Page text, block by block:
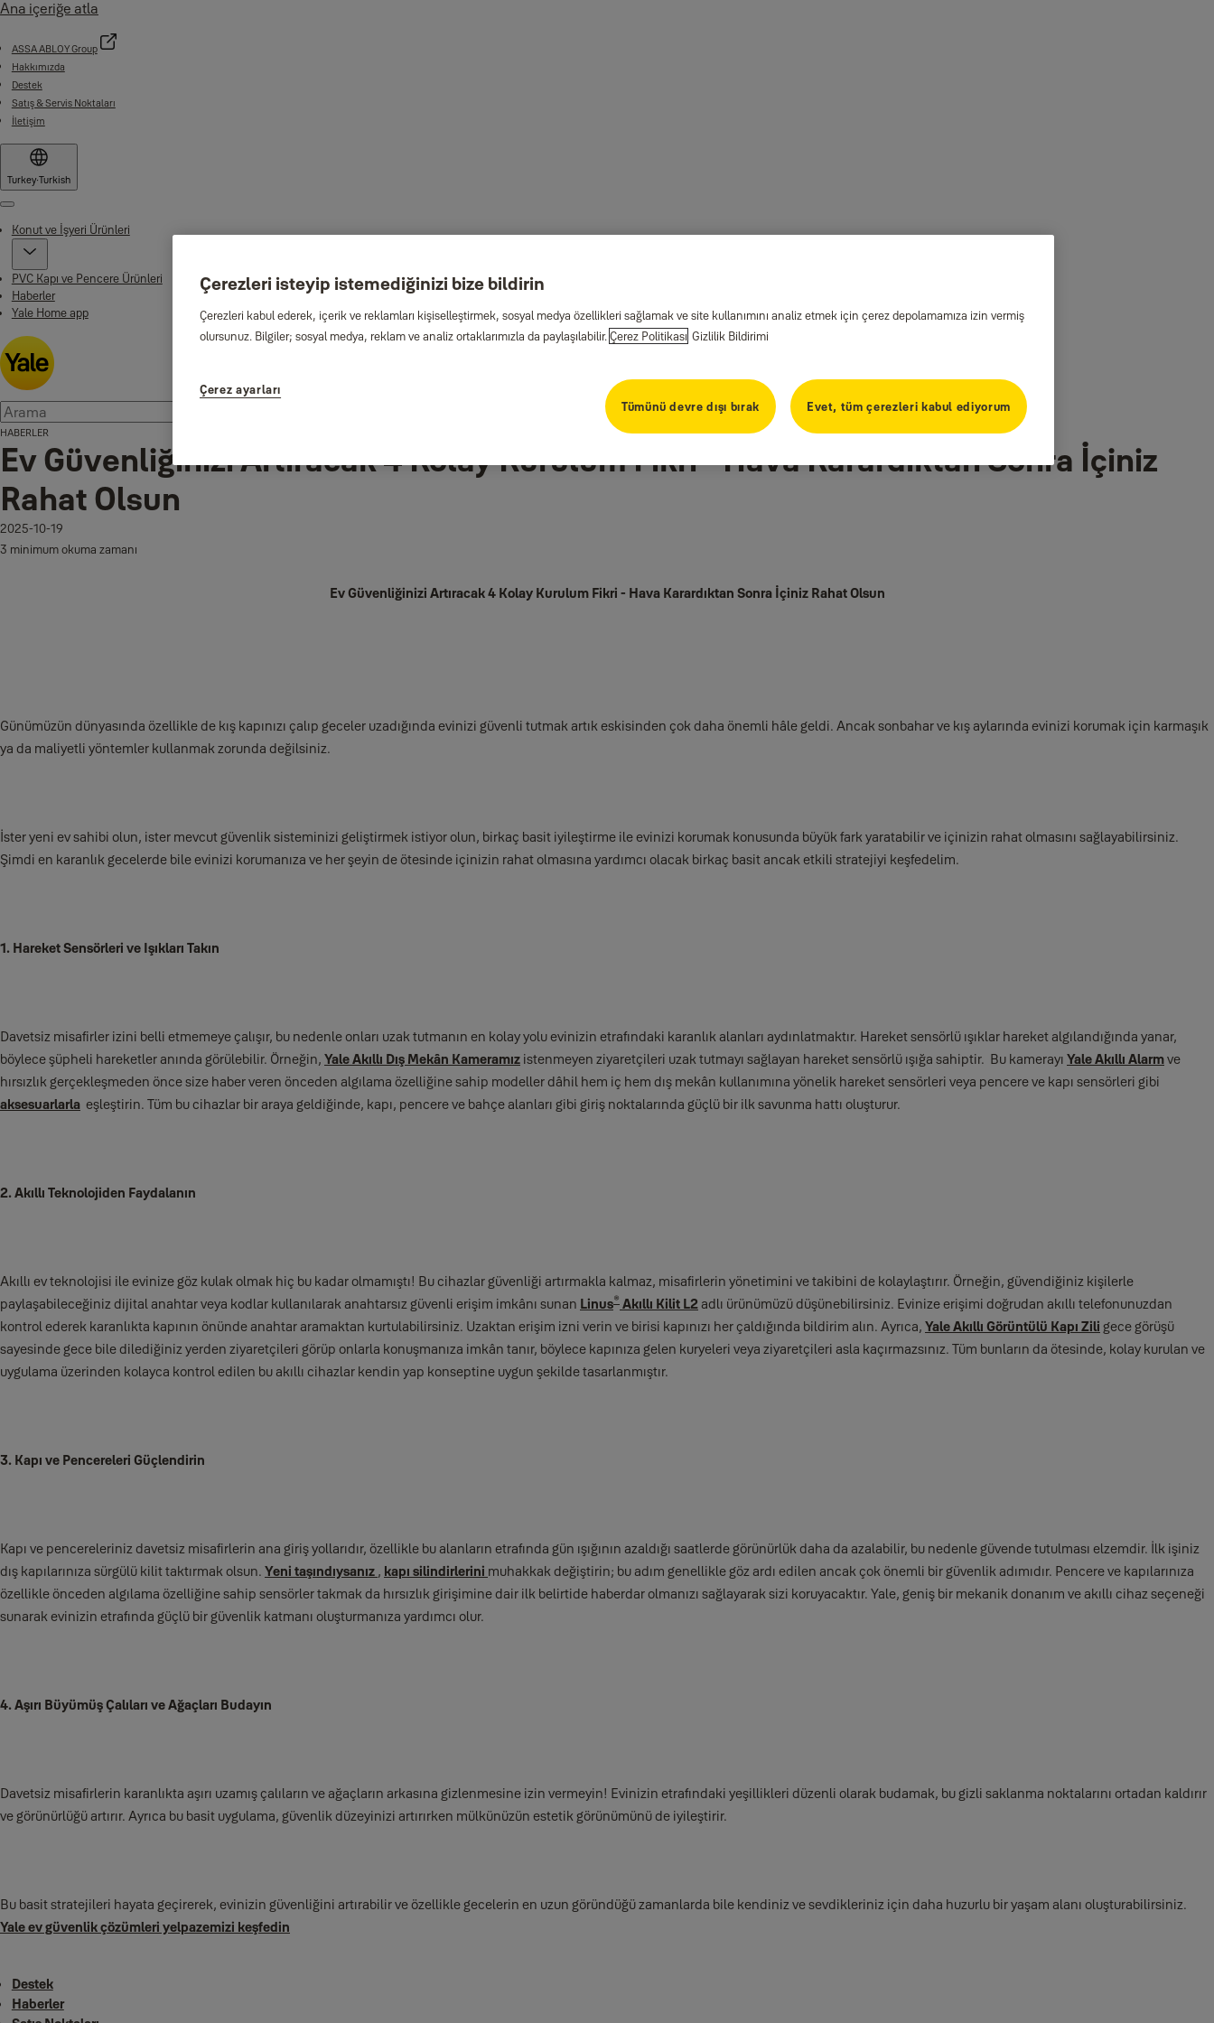
Ana içeriğe atla
ASSA ABLOY Group
Hakkımızda
Destek
Satış & Servis Noktaları
İletişim
Turkey·Turkish
Menu
Konut ve İşyeri Ürünleri
PVC Kapı ve Pencere Ürünleri
Haberler
Yale Home app
HABERLER
Ev Güvenliğinizi Artıracak 4 Kolay Kurulum Fikri - Hava Karardıktan Sonra İçiniz
Rahat Olsun
2025-10-19
3 minimum okuma zamanı
Ev Güvenliğinizi Artıracak 4 Kolay Kurulum Fikri - Hava Karardıktan Sonra İçiniz Rahat Olsun
Günümüzün dünyasında özellikle de kış kapınızı çalıp geceler uzadığında evinizi güvenli tutmak artık eskisinden çok daha önemli hâle geldi. Ancak sonbahar ve kış aylarında evinizi korumak için karmaşık
ya da maliyetli yöntemler kullanmak zorunda değilsiniz.
İster yeni ev sahibi olun, ister mevcut güvenlik sisteminizi geliştirmek istiyor olun, birkaç basit iyileştirme ile evinizi korumak konusunda büyük fark yaratabilir ve içinizin rahat olmasını sağlayabilirsiniz.
Şimdi en karanlık gecelerde bile evinizi korumanıza ve her şeyin de ötesinde içinizin rahat olmasına yardımcı olacak birkaç basit ancak etkili stratejiyi keşfedelim.
1. Hareket Sensörleri ve Işıkları Takın
Davetsiz misafirler izini belli etmemeye çalışır, bu nedenle onları uzak tutmanın en kolay yolu evinizin etrafındaki karanlık alanları aydınlatmaktır. Hareket sensörlü ışıklar hareket algılandığında yanar,
böylece şüpheli hareketler anında görülebilir. Örneğin, Yale Akıllı Dış Mekân Kameramız istenmeyen ziyaretçileri uzak tutmayı sağlayan hareket sensörlü ışığa sahiptir. Bu kamerayı Yale Akıllı Alarmve
hırsızlık gerçekleşmeden önce size haber veren önceden algılama özelliğine sahip modeller dâhil hem iç hem dış mekân kullanımına yönelik hareket sensörleri veya pencere ve kapı sensörleri gibi
aksesuarlarla eşleştirin. Tüm bu cihazlar bir araya geldiğinde, kapı, pencere ve bahçe alanları gibi giriş noktalarında güçlü bir ilk savunma hattı oluşturur.
2. Akıllı Teknolojiden Faydalanın
Akıllı ev teknolojisi ile evinize göz kulak olmak hiç bu kadar olmamıştı! Bu cihazlar güvenliği artırmakla kalmaz, misafirlerin yönetimini ve takibini de kolaylaştırır. Örneğin, güvendiğiniz kişilerle
paylaşabileceğiniz dijital anahtar veya kodlar kullanılarak anahtarsız güvenli erişim imkânı sunan Linus® Akıllı Kilit L2adlı ürünümüzü düşünebilirsiniz. Evinize erişimi doğrudan akıllı telefonunuzdan
kontrol ederek karanlıkta kapının önünde anahtar aramaktan kurtulabilirsiniz. Uzaktan erişim izni verin ve birisi kapınızı her çaldığında bildirim alın. Ayrıca, Yale Akıllı Görüntülü Kapı Zili gece görüşü
sayesinde gece bile dilediğiniz yerden ziyaretçileri görüp onlarla konuşmanıza imkân tanır, böylece kapınıza gelen kuryeleri veya ziyaretçileri asla kaçırmazsınız. Tüm bunların da ötesinde, kolay kurulan ve
uygulama üzerinden kolayca kontrol edilen bu akıllı cihazlar kendin yap konseptine uygun şekilde tasarlanmıştır.
3. Kapı ve Pencereleri Güçlendirin
Kapı ve pencereleriniz davetsiz misafirlerin ana giriş yollarıdır, özellikle bu alanların etrafında gün ışığının azaldığı saatlerde görünürlük daha da azalabilir, bu nedenle güvende tutulması elzemdir. İlk işiniz
dış kapılarınıza sürgülü kilit taktırmak olsun. Yeni taşındıysanız , kapı silindirlerini muhakkak değiştirin; bu adım genellikle göz ardı edilen ancak çok önemli bir güvenlik adımıdır. Pencere ve kapılarınıza
özellikle önceden algılama özelliğine sahip sensörler takmak da hırsızlık girişimine dair ilk belirtide haberdar olmanızı sağlayarak sizi koruyacaktır. Yale, geniş bir mekanik donanım ve akıllı cihaz seçeneği
sunarak evinizin etrafında güçlü bir güvenlik katmanı oluşturmanıza yardımcı olur.
4. Aşırı Büyümüş Çalıları ve Ağaçları Budayın
Davetsiz misafirlerin karanlıkta aşırı uzamış çalıların ve ağaçların arkasına gizlenmesine izin vermeyin! Evinizin etrafındaki yeşillikleri düzenli olarak budamak, bu gizli saklanma noktalarını ortadan kaldırır
ve görünürlüğü artırır. Ayrıca bu basit uygulama, güvenlik düzeyinizi artırırken mülkünüzün estetik görünümünü de iyileştirir.
Bu basit stratejileri hayata geçirerek, evinizin güvenliğini artırabilir ve özellikle gecelerin en uzun göründüğü zamanlarda bile kendiniz ve sevdikleriniz için daha huzurlu bir yaşam alanı oluşturabilirsiniz.
Yale ev güvenlik çözümleri yelpazemizi keşfedin
Destek
Haberler
Çerezleri isteyip istemediğinizi bize bildirin
Çerezleri kabul ederek, içerik ve reklamları kişiselleştirmek, sosyal medya özellikleri sağlamak ve site kullanımını analiz etmek için çerez depolamamıza izin vermiş
olursunuz. Bilgiler; sosyal medya, reklam ve analiz ortaklarımızla da paylaşılabilir.Çerez Politikası Gizlilik Bildirimi
Çerez ayarları
Tümünü devre dışı bırak
Evet, tüm çerezleri kabul ediyorum